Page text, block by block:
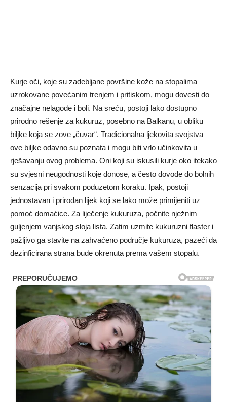
Kurje oči, koje su zadebljane površine kože na stopalima
uzrokovane povećanim trenjem i pritiskom, mogu dovesti do
značajne nelagode i boli. Na sreću, postoji lako dostupno
prirodno rešenje za kukuruz, posebno na Balkanu, u obliku
biljke koja se zove „čuvar“. Tradicionalna ljekovita svojstva
ove biljke odavno su poznata i mogu biti vrlo učinkovita u
rješavanju ovog problema. Oni koji su iskusili kurje oko itekako
su svjesni neugodnosti koje donose, a često dovode do bolnih
senzacija pri svakom poduzetom koraku. Ipak, postoji
jednostavan i prirodan lijek koji se lako može primijeniti uz
pomoć domaćice. Za liječenje kukuruza, počnite nježnim
guljenjem vanjskog sloja lista. Zatim uzmite kukuruzni flaster i
pažljivo ga stavite na zahvaćeno područje kukuruza, pazeći da
dezinficirana strana bude okrenuta prema vašem stopalu.